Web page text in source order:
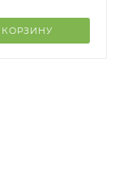
КОРЗИНУ